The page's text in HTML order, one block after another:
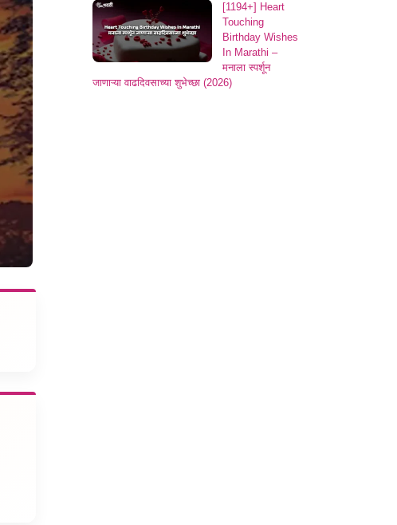
[1194+] Heart
Touching
Birthday Wishes
In Marathi –
मनाला स्पर्शून
जाणाऱ्या वाढदिवसाच्या शुभेच्छा​ (2026)